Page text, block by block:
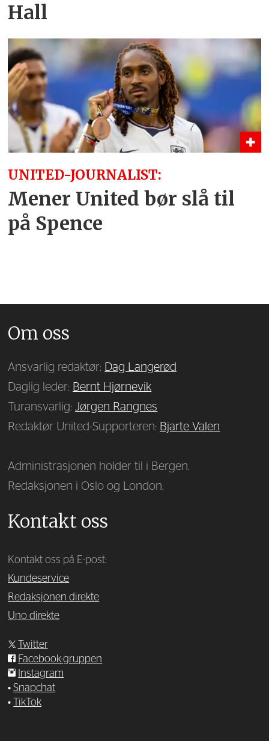
Hall
UNITED-JOURNALIST:
Mener United bør slå til
på Spence
Om oss
Ansvarlig redaktør: Dag Langerød
Daglig leder: Bernt Hjørnevik
Turansvarlig:Jørgen Rangnes
Redaktør United-Supporteren: Bjarte Valen
Administrasjonen holder til i Bergen.
Redaksjonen i Oslo og London.
Kontakt oss
Kontakt oss på E-post:
Kundeservice
Redaksjonen direkte
Uno direkte
Twitter
Facebook-gruppen
Instagram
•Snapchat
•
TikTok